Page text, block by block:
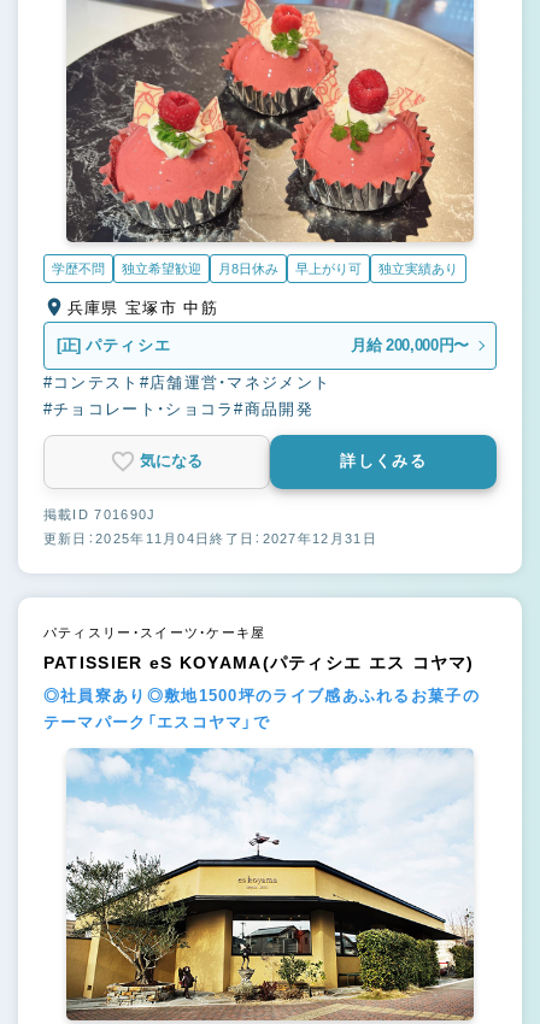
学歴不問 独立希望歓迎 月8日休み 早上がり可 独立実績あり
兵庫県 宝塚市 中筋
[正] パティシエ 月給 200,000円〜
#コンテスト #店舗運営・マネジメント
#チョコレート・ショコラ#商品開発
気になる 詳しくみる
掲載ID 701690J
更新日：2025年11月04日終了日：2027年12月31日
パティスリー・スイーツ・ケーキ屋
PATISSIER eS KOYAMA(パティシエ エス コヤマ)
◎社員寮あり◎敷地1500坪のライブ感あふれるお菓子の
テーマパーク「エスコヤマ」で